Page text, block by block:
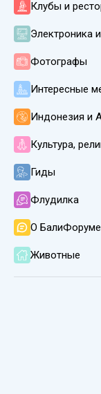
Клубы и
Фотографы
Индонезия и
Гиды
Флудилка
О БалиФоруме
Животные